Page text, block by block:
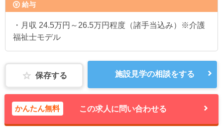
給与
・月収 24.5万円～26.5万円程度（諸手当込み）※介護
福祉士モデル
保存する 施設見学の相談をする
かんたん無料 この求人に問い合わせる